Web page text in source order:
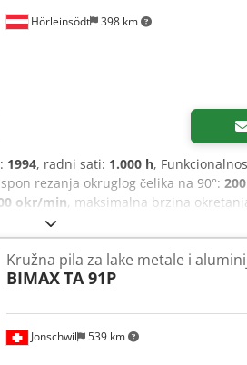
Hörleinsödt 398 km
1994, radni sati: 1.000 h,
rezanja okruglog čelika na 90°:
okr/min, maksimalna brzina
, Vrlo malo korištena aluminijska
Pogon putem kompresora
mm pod kutom od 90 stupnjeva.
za utovar. Codozavzvjpfx Amzsrf
Jonschwil 539 km
Kružna pila za lake metale i
BIMAXTA 91P